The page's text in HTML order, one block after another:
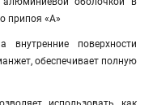
припоя «А»
внутренние поверхности
обеспечивает полную